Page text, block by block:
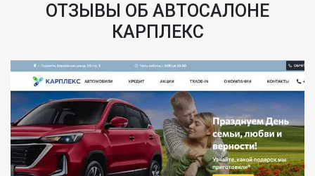
ОТЗЫВЫ ОБ АВТОСАЛОНЕ
КАРПЛЕКС